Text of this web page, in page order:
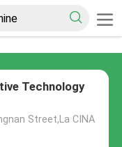
Technology
Street,La CINA